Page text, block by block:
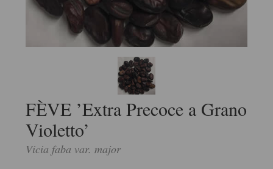
FÈVE ’Extra Precoce a Grano
Violetto’
Vicia faba var. major